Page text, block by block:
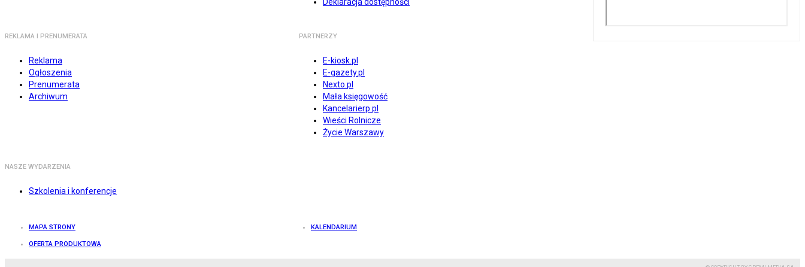
REKLAMA I PRENUMERATA
Reklama
Ogłoszenia
Prenumerata
Archiwum
PARTNERZY
E-kiosk.pl
E-gazety.pl
Nexto.pl
Mała księgowość
Kancelarierp.pl
Wieści Rolnicze
Życie Warszawy
NASZE WYDARZENIA
Szkolenia i konferencje
MAPA STRONY KALENDARIUM
OFERTA PRODUKTOWA